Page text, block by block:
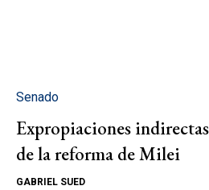
Senado
Expropiaciones
de la reforma de Milei
GABRIEL SUED